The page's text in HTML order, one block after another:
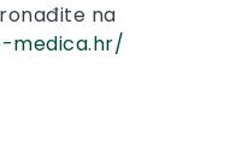
na
medica.hr/